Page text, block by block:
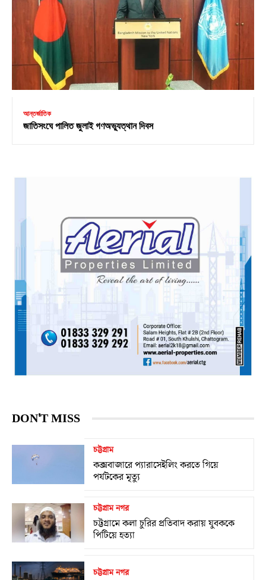
আন্তর্জাতিক
জাতিসংঘে পালিত জুলাই গণঅভ্যুত্থান দিবস
DON'T MISS
চট্টগ্রাম
কক্সবাজারে প্যারাসেইলিং করতে গিয়ে
পর্যটকের মৃত্যু
চট্টগ্রাম নগর
চট্টগ্রামে কলা চুরির প্রতিবাদ করায় যুবককে
পিটিয়ে হত্যা
চট্টগ্রাম নগর